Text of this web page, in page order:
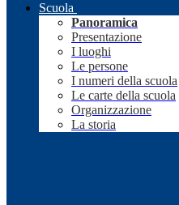
Scuola
Panoramica
Presentazione
I luoghi
Le persone
I numeri della scuola
Le carte della scuola
Organizzazione
La storia